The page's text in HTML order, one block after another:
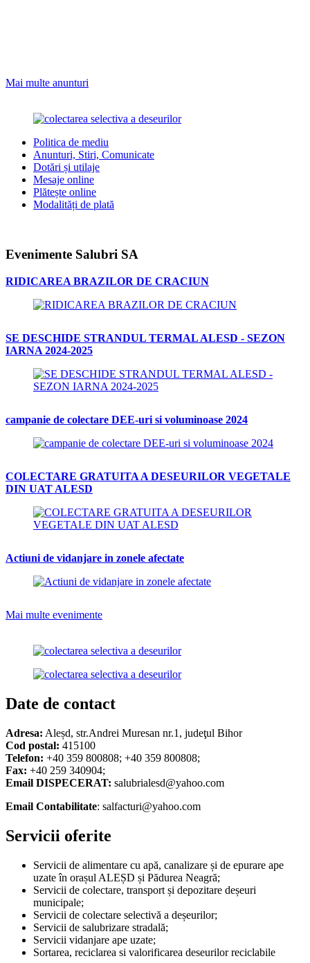
Mai multe anunturi
Politica de mediu
Anunturi, Stiri, Comunicate
Dotări și utilaje
Mesaje online
Plătește online
Modalități de plată
Evenimente Salubri SA
RIDICAREA BRAZILOR DE CRACIUN
SE DESCHIDE STRANDUL TERMAL ALESD - SEZON
IARNA 2024-2025
campanie de colectare DEE-uri si voluminoase 2024
COLECTARE GRATUITA A DESEURILOR VEGETALE
DIN UAT ALESD
Actiuni de vidanjare in zonele afectate
Mai multe evenimente
Date de contact
Adresa: Aleșd, str.Andrei Muresan nr.1, judeţul Bihor
Cod postal: 415100
Telefon: +40 359 800808; +40 359 800808;
Fax: +40 259 340904;
Email DISPECERAT: salubrialesd@yahoo.com
Email Contabilitate: salfacturi@yahoo.com
Servicii oferite
Servicii de alimentare cu apă, canalizare și de epurare ape
uzate în orașul ALEȘD și Pădurea Neagră;
Servicii de colectare, transport și depozitare deșeuri
municipale;
Servicii de colectare selectivă a deșeurilor;
Servicii de salubrizare stradală;
Servicii vidanjare ape uzate;
Sortarea, reciclarea si valorificarea deseurilor reciclabile